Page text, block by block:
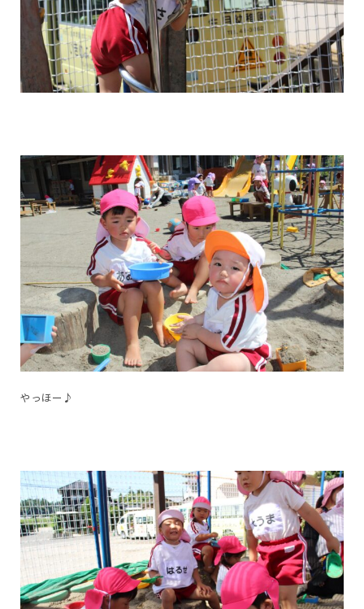
やっほー♪